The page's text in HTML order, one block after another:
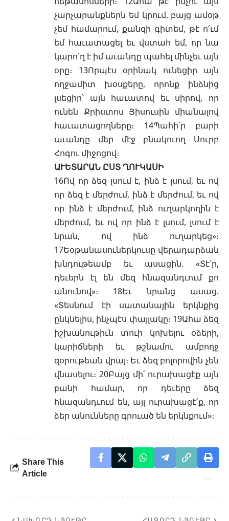
չարչարանքներն եմ կրում, բայց ամօթ
չեմ համարում, քանզի գիտեմ, թէ ո՛ւմ
եմ հաւատացել եւ վստահ եմ, որ նա
կարո՛ղ է իմ աւանդը պահել մինչեւ այն
օրը։ 13Որպէս օրինակ ունեցիր այն
ողջամիտ խօսքերը, որոնք ինձնից
լսեցիր՝ այն հաւատով եւ սիրով, որ
ունեն Քրիստոս Յիսուսին միանալով
հաւատացողները։ 14Պահի՛ր բարի
աւանդը մեր մէջ բնակուող Սուրբ
Հոգու միջոցով։
ԱՒԵՏԱՐԱՆ ԸՍՏ ՂՈՒԿԱՍԻ
16Ով որ ձեզ լսում է, ինձ է լսում, եւ ով
որ ձեզ է մերժում, ինձ է մերժում, եւ ով
որ ինձ է մերժում, ինձ ուղարկողին է
մերժում, եւ ով որ ինձ է լսում, լսում է
նրան, ով ինձ ուղարկեց»։
17Եօթանասուներկուսը վերադարձան
խնդութեամբ եւ ասացին. «Տէ՛ր,
դեւերն էլ են մեզ հնազանդւում քո
անունով»։ 18Եւ նրանց ասաց.
«Տեսնում էի սատանային երկնքից
ընկնելիս, ինչպէս փայլակը։ 19Ահա ձեզ
իշխանութիւն տուի կոխելու օձերի,
կարիճների եւ թշնամու ամբողջ
զօրութեան վրայ։ Եւ ձեզ բոլորովին չեն
վնասելու։ 20Բայց մի՛ ուրախացէք այն
բանի համար, որ դեւերը ձեզ
հնազանդւում են, այլ ուրախացէ՛ք, որ
ձեր անունները գրուած են երկնքում»։
Share This
Article